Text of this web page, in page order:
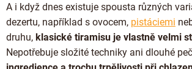
Obaleno v čokoládě
Snídaňové kaše
Káva - Coffeespot
Kakaové slupky
Čokoláda k dalšímu zpracování
A i když dnes existuje spousta různých
dezertu, například s ovocem, pistáciemi
druhu, klasické tiramisu je vlastně velmi
Nepotřebuje složité techniky ani dlouhé